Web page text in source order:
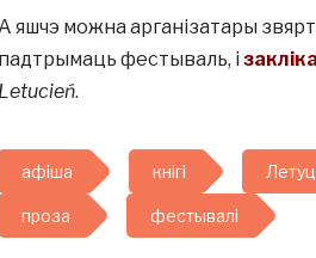
яшчэ можна арганізатары
падтрымаць фестываль, і
Letucień.
афіша кнігі
проза фестывалі